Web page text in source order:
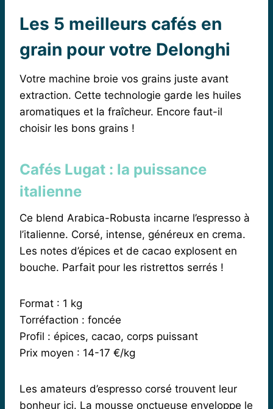
Les 5 meilleurs cafés en
grain pour votre Delonghi
Votre machine broie vos grains juste avant
extraction. Cette technologie garde les huiles
aromatiques et la fraîcheur. Encore faut-il
choisir les bons grains !
Cafés Lugat : la puissance
italienne
Ce blend Arabica-Robusta incarne l’espresso à
l’italienne. Corsé, intense, généreux en crema.
Les notes d’épices et de cacao explosent en
bouche. Parfait pour les ristrettos serrés !
Format : 1 kg
Torréfaction : foncée
Profil : épices, cacao, corps puissant
Prix moyen : 14-17 €/kg
Les amateurs d’espresso corsé trouvent leur
bonheur ici. La mousse onctueuse enveloppe le